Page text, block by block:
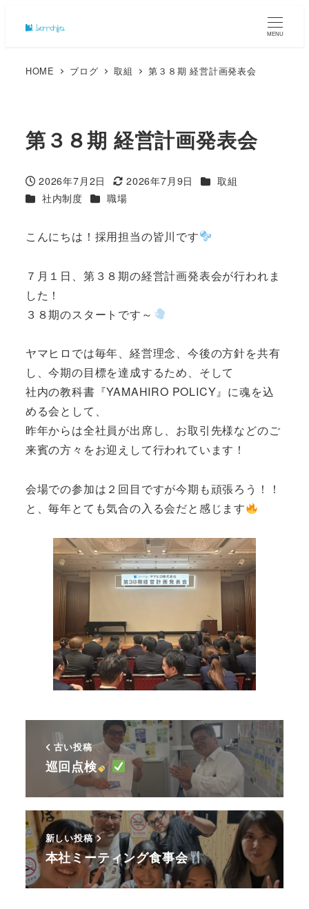
MENU
HOME ブログ 取組 第３８期 経営計画発表会
第３８期 経営計画発表会
投稿日
2026年7月2日
更新日
2026年7月9日 カテゴリー
取組
カテゴリー
社内制度 カテゴリー
職場
こんにちは！採用担当の皆川です
７月１日、第３８期の経営計画発表会が行われま
した！
３８期のスタートです～
ヤマヒロでは毎年、経営理念、今後の方針を共有
し、今期の目標を達成するため、そして
社内の教科書『YAMAHIRO POLICY』に魂を込
める会として、
昨年からは全社員が出席し、お取引先様などのご
来賓の方々をお迎えして行われています！
会場での参加は２回目ですが今期も頑張ろう！！
と、毎年とても気合の入る会だと感じます
古い投稿
巡回点検
新しい投稿
本社ミーティング食事会